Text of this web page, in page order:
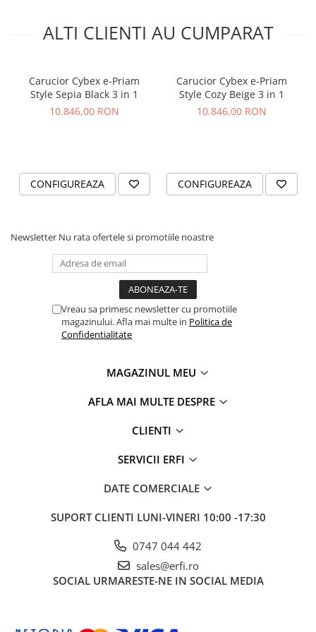
Carucior Cybex e-Priam 3 in 1
Sepia Black - Cadru Chrome
Brown
ALTI CLIENTI AU CUMPARAT
Carucior Cybex e-Priam
Style Sepia Black 3 in 1
10.846,00 RON
CONFIGUREAZA
Carucior Cybex e-Priam
Style Cozy Beige 3 in 1
10.846,00 RON
CONFIGUREAZA
Newsletter Nu rata ofertele si promotiile noastre
Vreau sa primesc newsletter cu promotiile
magazinului. Afla mai multe in Politica de
Confidentialitate
MAGAZINUL MEU
AFLA MAI MULTE DESPRE
CLIENTI
SERVICII ERFI
DATE COMERCIALE
SUPORT CLIENTI LUNI-VINERI 10:00 -17:30
0747 044 442
sales@erfi.ro
SOCIAL URMARESTE-NE IN SOCIAL MEDIA